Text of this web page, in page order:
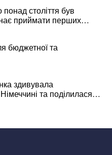
понад століття був
приймати перших
бюджетної та
здивувала
та поділилася